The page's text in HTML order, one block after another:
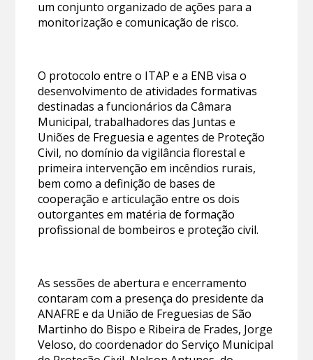
um conjunto organizado de ações para a
monitorização e comunicação de risco.
O protocolo entre o ITAP e a ENB visa o
desenvolvimento de atividades formativas
destinadas a funcionários da Câmara
Municipal, trabalhadores das Juntas e
Uniões de Freguesia e agentes de Proteção
Civil, no domínio da vigilância florestal e
primeira intervenção em incêndios rurais,
bem como a definição de bases de
cooperação e articulação entre os dois
outorgantes em matéria de formação
profissional de bombeiros e proteção civil.
As sessões de abertura e encerramento
contaram com a presença do presidente da
ANAFRE e da União de Freguesias de São
Martinho do Bispo e Ribeira de Frades, Jorge
Veloso, do coordenador do Serviço Municipal